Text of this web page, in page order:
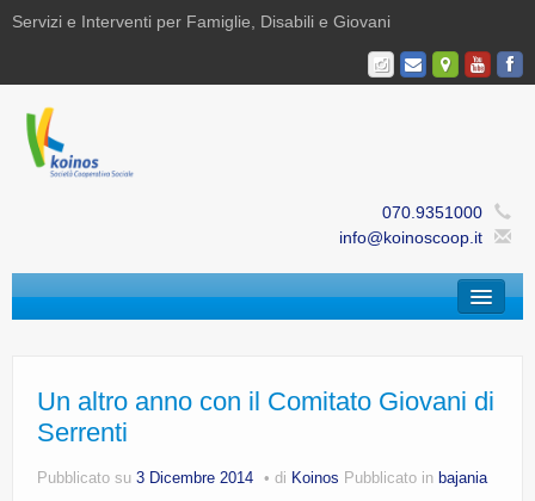
Servizi e Interventi per Famiglie, Disabili e Giovani
070.9351000
info@koinoscoop.it
Area Famiglie e Minori | Efè
Area Disabilità | Paris
Area Giovani | Bajania
Un altro anno con il Comitato Giovani di
Serrenti
Pubblicato su 3 Dicembre 2014 di Koinos Pubblicato in bajania